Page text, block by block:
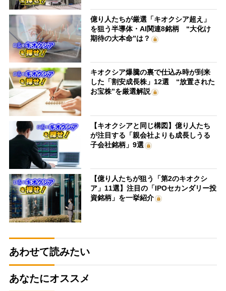
億り人たちが厳選「キオクシア超え」
を狙う半導体・AI関連8銘柄 “大化け
期待の大本命”は？
キオクシア爆騰の裏で仕込み時が到来
した「割安成長株」12選 “放置された
お宝株”を厳選解説
【キオクシアと同じ構図】億り人たち
が注目する「親会社よりも成長しうる
子会社銘柄」9選
【億り人たちが狙う「第2のキオクシ
ア」11選】注目の「IPOセカンダリー投
資銘柄」を一挙紹介
あわせて読みたい
あなたにオススメ